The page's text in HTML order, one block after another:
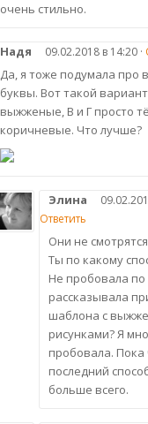
очень стильно.
Надя 09.02.2018 в 14:20 ·
Да, я тоже подумала про
буквы. Вот такой
выжженые, В и Г просто
коричневые. Что лучше?
Элина
Ответить
Они не
Ты по какому
Не пробовала по
рассказывала
шаблона с
рисунками? Я
пробовала. Пока
последний
больше всего.